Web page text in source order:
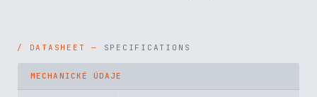
SPECIFICATIONS
MECHANICKÉ ÚDAJE